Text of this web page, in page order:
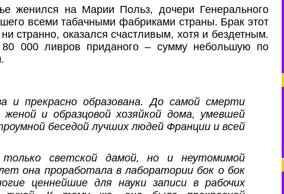
женился на Марии Польз, дочери Генерального
всеми табачными фабриками страны. Брак этот
странно, оказался счастливым, хотя и бездетным.
000 ливров приданого – сумму небольшую по
и прекрасно образована. До самой смерти
и образцовой хозяйкой дома, умевшей
беседой лучших людей Франции и всей
светской дамой, но и неутомимой
она проработала в лаборатории бок о бок
ценнейшие для науки записи в рабочих